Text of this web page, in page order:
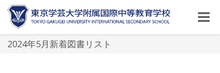
Toggle
2024年5月新着図書リスト